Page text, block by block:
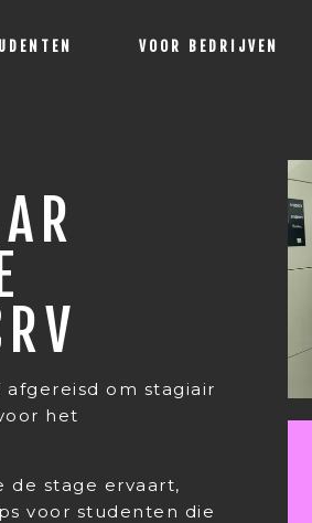
VOOR BEDRIJVEN
afgereisd om stagiair
het
de stage ervaart,
voor studenten die